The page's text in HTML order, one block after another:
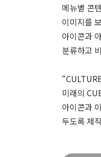
메뉴별 콘
이미지를
아이콘과
분류하고
미래의
아이콘과
두도록 제